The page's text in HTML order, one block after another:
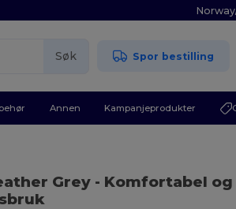
Norway
Søk Spor bestilling
Annen Kampanjeprodukter
Grey- Komfortabel og